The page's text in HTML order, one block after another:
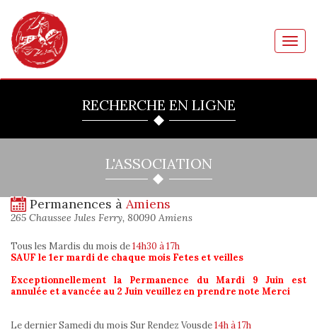
RECHERCHE EN LIGNE
L'ASSOCIATION
Permanences à Amiens
265 Chaussee Jules Ferry, 80090 Amiens
Tous les Mardis du mois de14h30 à 17h
SAUF le 1er mardi de chaque mois Fetes et veilles
Exceptionnellement la Permanence du Mardi 9 Juin est
annulée et avancée au 2 Juin veuillez en prendre note Merci
Le dernier Samedi du mois Sur Rendez Vousde14h à 17h